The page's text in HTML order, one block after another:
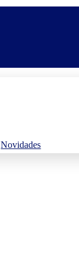
Novidades